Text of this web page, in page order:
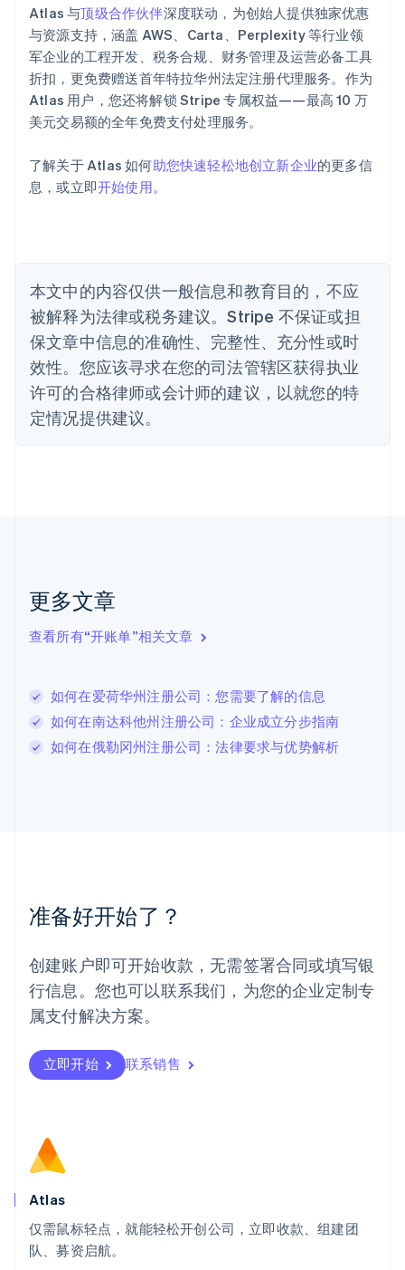
Atlas 与顶级合作伙伴深度联动，为创始人提供独家优惠
与资源支持，涵盖 AWS、Carta、Perplexity 等行业领
军企业的工程开发、税务合规、财务管理及运营必备工具
折扣，更免费赠送首年特拉华州法定注册代理服务。作为
Atlas 用户，您还将解锁 Stripe 专属权益——最高 10 万
美元交易额的全年免费支付处理服务。
了解关于 Atlas 如何助您快速轻松地创立新企业的更多信
息，或立即开始使用。
本文中的内容仅供一般信息和教育目的，不应
被解释为法律或税务建议。Stripe 不保证或担
保文章中信息的准确性、完整性、充分性或时
效性。您应该寻求在您的司法管辖区获得执业
许可的合格律师或会计师的建议，以就您的特
定情况提供建议。
更多文章
查看所有“开账单”相关文章
如何在爱荷华州注册公司：您需要了解的信息
如何在南达科他州注册公司：企业成立分步指南
如何在俄勒冈州注册公司：法律要求与优势解析
准备好开始了？
创建账户即可开始收款，无需签署合同或填写银
行信息。您也可以联系我们，为您的企业定制专
属支付解决方案。
立即开始 联系销售
Atlas
仅需鼠标轻点，就能轻松开创公司，立即收款、组建团
队、募资启航。
English
爱沙尼亚
English
奥地利
DeutschEnglish
澳大利亚
English
PortuguêsEnglish
保加利亚
English
丹麦
德国
DeutschEnglish
法国
FrançaisEnglish
芬兰
EnglishSvenska
English
English
卢森堡
罗马尼亚
English
挪威
葡萄牙
Português English
日本
日本語English
瑞典
瑞士
DeutschFrançais
English
斯洛文尼亚
泰国
ไทยEnglish
希腊
English